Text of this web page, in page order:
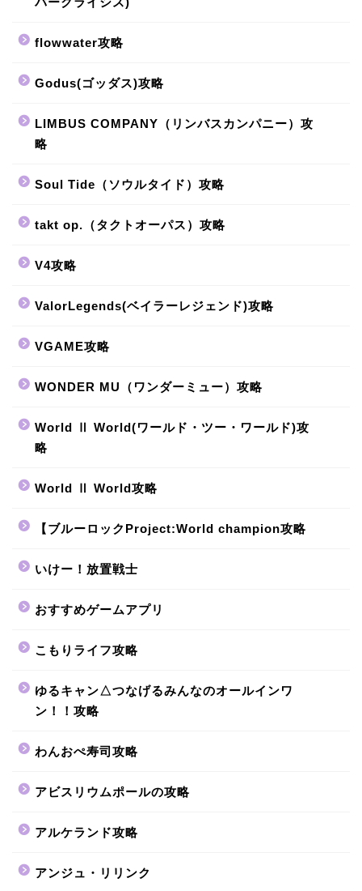
flowwater攻略
Godus(ゴッダス)攻略
LIMBUS COMPANY（リンバスカンパニー）攻
略
Soul Tide（ソウルタイド）攻略
takt op.（タクトオーパス）攻略
V4攻略
ValorLegends(ベイラーレジェンド)攻略
VGAME攻略
WONDER MU（ワンダーミュー）攻略
World Ⅱ World(ワールド・ツー・ワールド)攻
略
World Ⅱ World攻略
【ブルーロックProject:World champion攻略
いけー！放置戦士
おすすめゲームアプリ
こもりライフ攻略
ゆるキャン△つなげるみんなのオールインワ
ン！！攻略
わんおぺ寿司攻略
アビスリウムポールの攻略
アルケランド攻略
アンジュ・リリンク